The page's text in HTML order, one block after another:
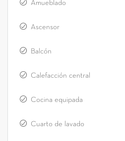
Amueblado
Ascensor
Balcón
Calefacción central
Cocina equipada
Cuarto de lavado